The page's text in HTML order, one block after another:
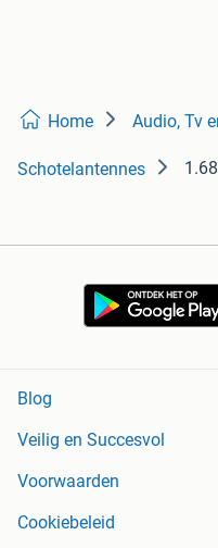
Home Audio, Tv
Schotelantennes
Blog
Veilig en Succesvol
Voorwaarden
Cookiebeleid